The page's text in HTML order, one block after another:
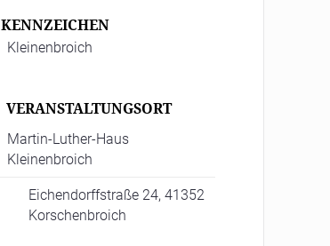
KENNZEICHEN
Kleinenbroich
VERANSTALTUNGSORT
Martin-Luther-Haus
Kleinenbroich
Eichendorffstraße 24, 41352
Korschenbroich